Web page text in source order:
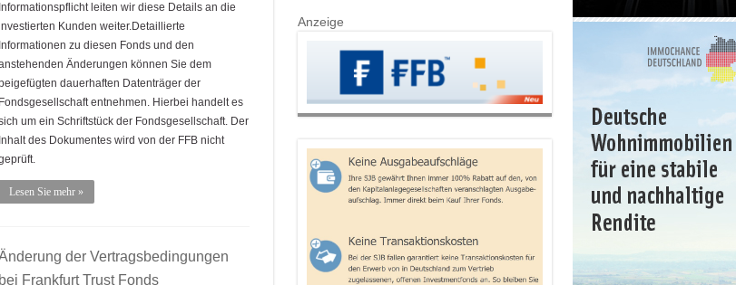
Informationspflicht leiten wir diese Details an die
Kunden weiter.Detaillierte
Informationen zu diesen Fonds und den
Änderungen können Sie dem
beigefügten dauerhaften Datenträger der
Fondsgesellschaft entnehmen. Hierbei handelt es
um ein Schriftstück der Fondsgesellschaft. Der
Inhalt des Dokumentes wird von der FFB nicht
Lesen Sie mehr »
der Vertragsbedingungen
bei Frankfurt Trust Fonds
Anzeige